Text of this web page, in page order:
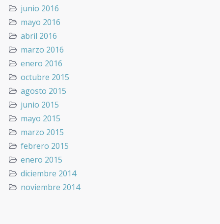
junio 2016
mayo 2016
abril 2016
marzo 2016
enero 2016
octubre 2015
agosto 2015
junio 2015
mayo 2015
marzo 2015
febrero 2015
enero 2015
diciembre 2014
noviembre 2014